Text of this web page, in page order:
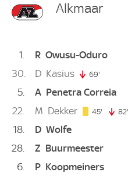
Alkmaar
1 R Owusu-Oduro
30
D Kasius 69'
5 A Penetra Correia
22
M Dekker 45' 45. minute
82'
18 D Wolfe
28
Z Buurmeester
6
P Koopmeiners